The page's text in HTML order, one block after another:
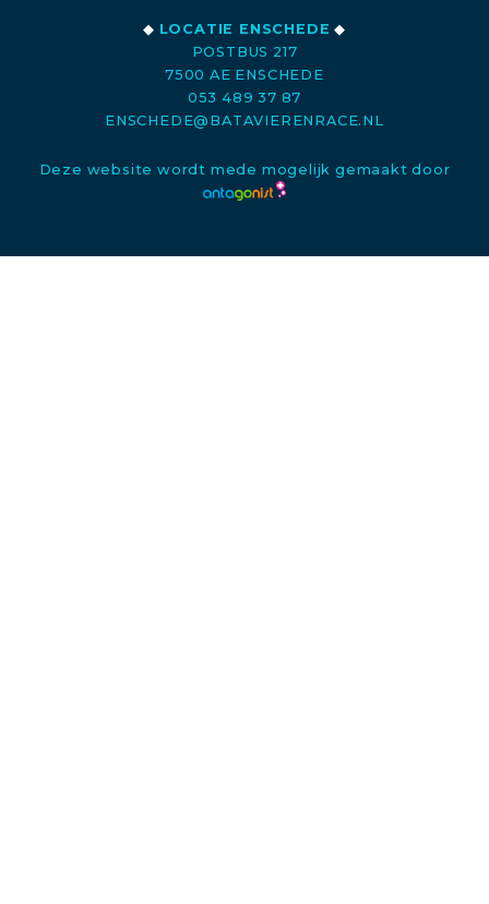
◆ LOCATIE ENSCHEDE ◆
POSTBUS 217
7500 AE ENSCHEDE
053 489 37 87
ENSCHEDE@BATAVIERENRACE.NL
Deze website wordt mede mogelijk gemaakt door